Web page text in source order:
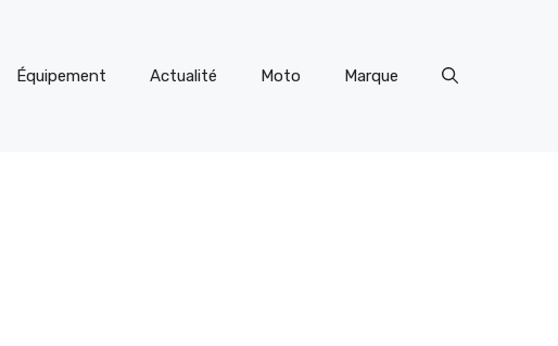
Équipement Actualité Moto Marque